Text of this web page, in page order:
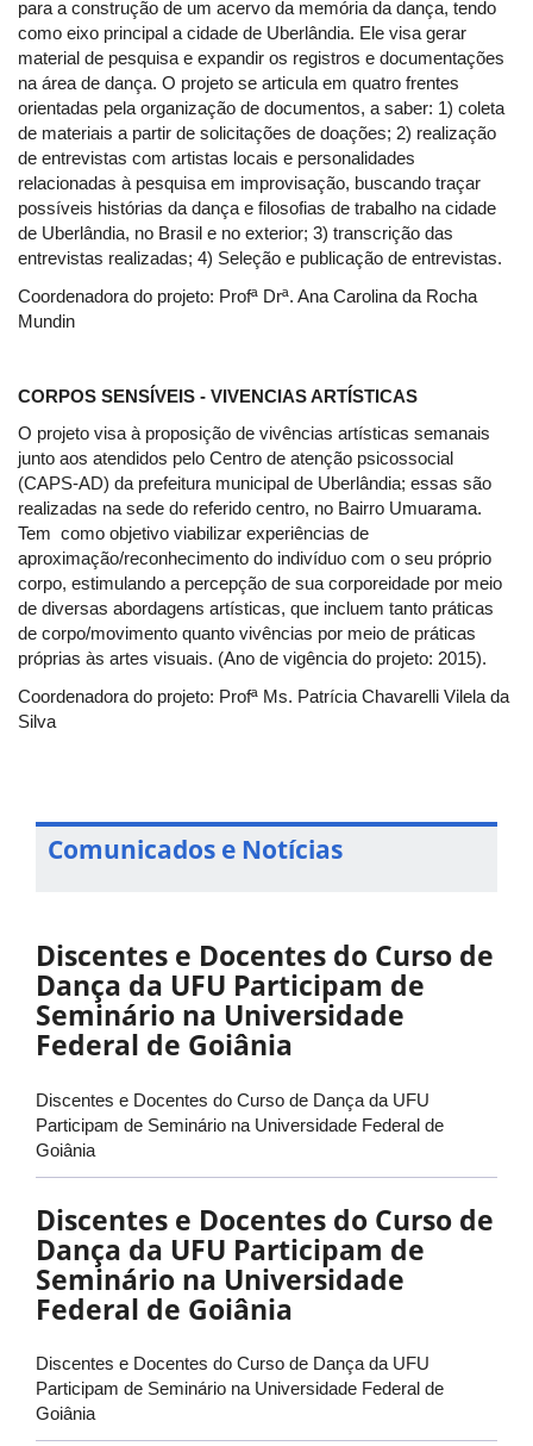
para a construção de um acervo da memória da dança, tendo
como eixo principal a cidade de Uberlândia. Ele visa gerar
material de pesquisa e expandir os registros e documentações
na área de dança. O projeto se articula em quatro frentes
orientadas pela organização de documentos, a saber: 1) coleta
de materiais a partir de solicitações de doações; 2) realização
de entrevistas com artistas locais e personalidades
relacionadas à pesquisa em improvisação, buscando traçar
possíveis histórias da dança e filosofias de trabalho na cidade
de Uberlândia, no Brasil e no exterior; 3) transcrição das
entrevistas realizadas; 4) Seleção e publicação de entrevistas.
Coordenadora do projeto: Profª Drª. Ana Carolina da Rocha
Mundin
CORPOS SENSÍVEIS - VIVENCIAS ARTÍSTICAS
O projeto visa à proposição de vivências artísticas semanais
junto aos atendidos pelo Centro de atenção psicossocial
(CAPS-AD) da prefeitura municipal de Uberlândia; essas são
realizadas na sede do referido centro, no Bairro Umuarama.
Tem como objetivo viabilizar experiências de
aproximação/reconhecimento do indivíduo com o seu próprio
corpo, estimulando a percepção de sua corporeidade por meio
de diversas abordagens artísticas, que incluem tanto práticas
de corpo/movimento quanto vivências por meio de práticas
próprias às artes visuais. (Ano de vigência do projeto: 2015).
Coordenadora do projeto: Profª Ms. Patrícia Chavarelli Vilela da
Silva
Comunicados e Notícias
Discentes e Docentes do Curso de
Dança da UFU Participam de
Seminário na Universidade
Federal de Goiânia
Discentes e Docentes do Curso de Dança da UFU
Participam de Seminário na Universidade Federal de
Goiânia
Discentes e Docentes do Curso de
Dança da UFU Participam de
Seminário na Universidade
Federal de Goiânia
Discentes e Docentes do Curso de Dança da UFU
Participam de Seminário na Universidade Federal de
Goiânia